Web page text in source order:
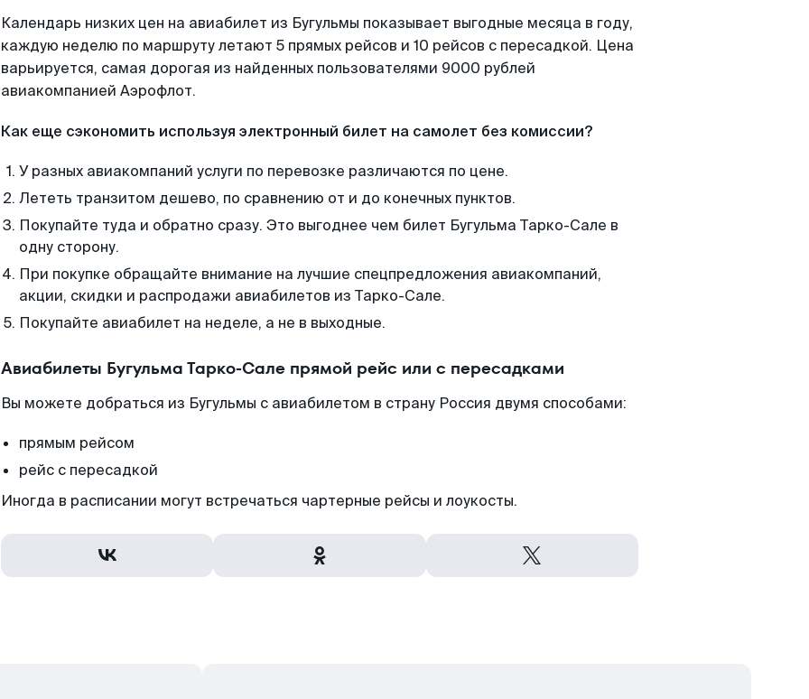
Календарь низких цен на авиабилет из Бугульмы показывает выгодные месяца в году,
каждую неделю по маршруту летают 5 прямых рейсов и 10 рейсов с пересадкой. Цена
варьируется, самая дорогая из найденных пользователями 9000 рублей
авиакомпанией Аэрофлот.
Как еще сэкономить используя электронный билет на самолет без комиссии?
У разных авиакомпаний услуги по перевозке различаются по цене.
Лететь транзитом дешево, по сравнению от и до конечных пунктов.
Покупайте туда и обратно сразу. Это выгоднее чем билет Бугульма Тарко-Сале в
одну сторону.
При покупке обращайте внимание на лучшие спецпредложения авиакомпаний,
акции, скидки и распродажи авиабилетов из Тарко-Сале.
Покупайте авиабилет на неделе, а не в выходные.
Авиабилеты Бугульма Тарко-Сале прямой рейс или с пересадками
Вы можете добраться из Бугульмы с авиабилетом в страну Россия двумя способами:
прямым рейсом
рейс с пересадкой
Иногда в расписании могут встречаться чартерные рейсы и лоукосты.